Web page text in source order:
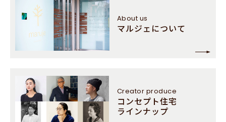
About us
マルジェについて
Creator produce
コンセプト住宅
ラインナップ